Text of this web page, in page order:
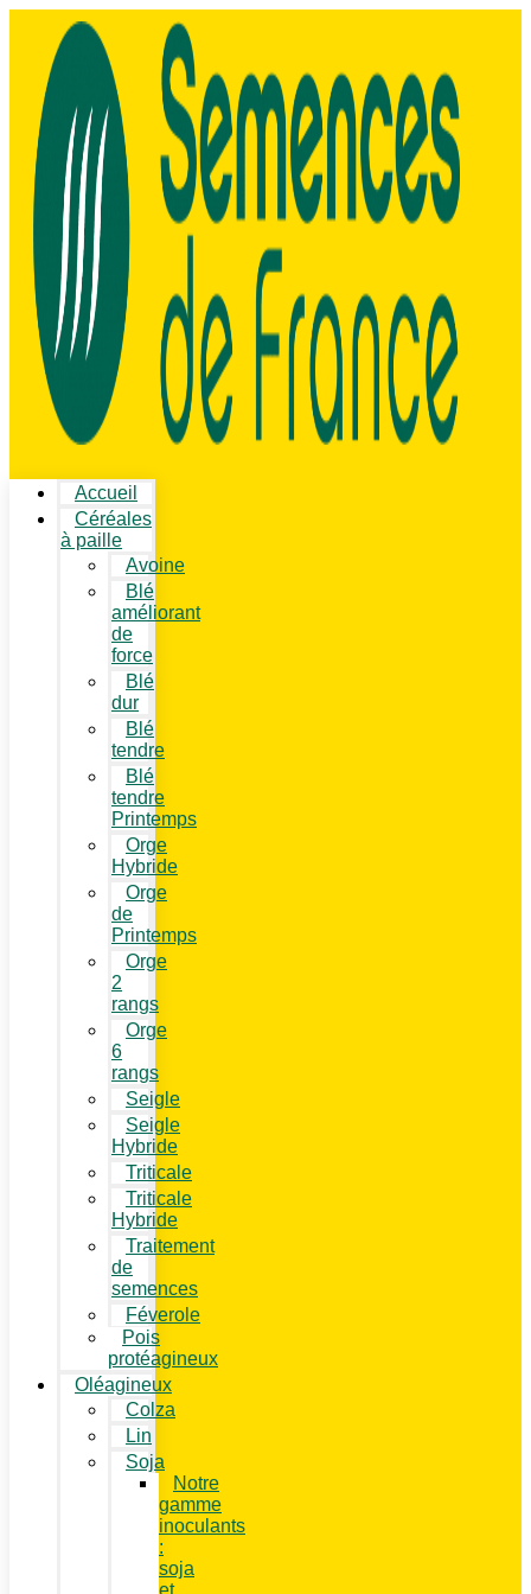
Accueil
Céréales
à paille
Avoine
Blé
améliorant
de
force
Blé
dur
Blé
tendre
Blé
tendre
Printemps
Orge
Hybride
Orge
de
Printemps
Orge
2
rangs
Orge
6
rangs
Seigle
Seigle
Hybride
Triticale
Triticale
Hybride
Traitement
de
semences
Féverole
Pois
protéagineux
Oléagineux
Colza
Lin
Soja
Notre
gamme
inoculants
:
soja
et